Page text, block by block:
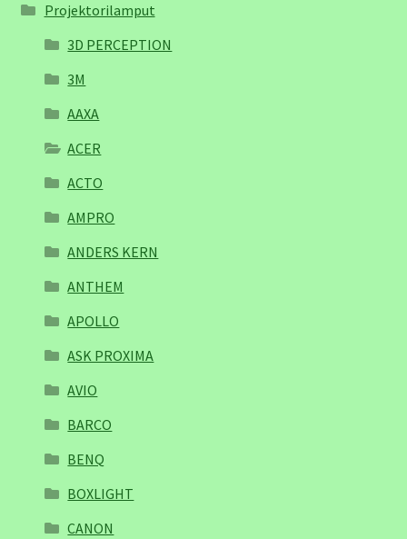
Projektorilamput
3D PERCEPTION
3M
AAXA
ACER
ACTO
AMPRO
ANDERS KERN
ANTHEM
APOLLO
ASK PROXIMA
AVIO
BARCO
BENQ
BOXLIGHT
CANON